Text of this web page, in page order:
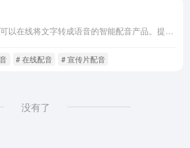
# 在线配音 # 宣传片配音
没有了